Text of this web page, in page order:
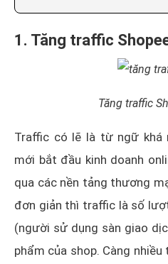
1. Tăng traffic
Tăng traffic
Traffic có lẽ là từ ngữ khá
mới bắt đầu kinh doanh
qua các nền tảng thương
đơn giản thì traffic là số
(người sử dụng sàn giao
phẩm của shop. Càng